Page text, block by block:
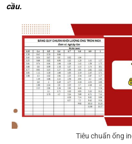
cầu.
Tiêu chuẩn ống